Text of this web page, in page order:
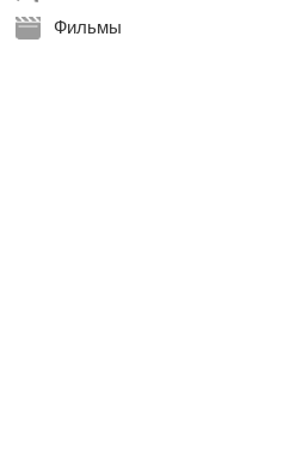
Фильмы